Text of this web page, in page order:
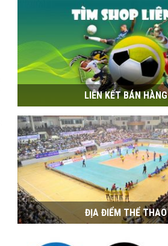
LIÊN KẾT BÁN HÀNG
ĐỊA ĐIỂM THỂ THAO